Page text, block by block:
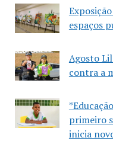
espaços
Agosto
contra a
primeiro
inicia